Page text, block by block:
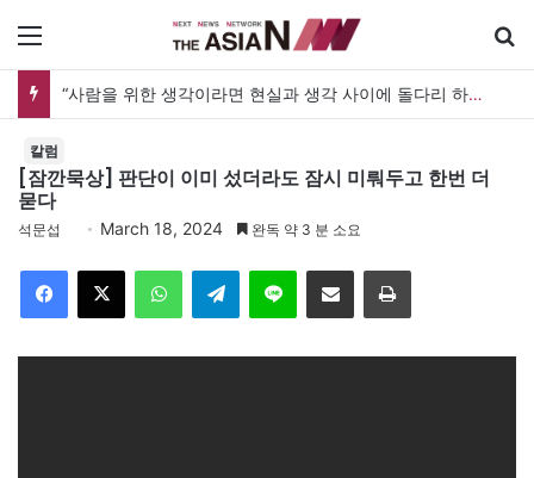
“사람을 위한 생각이라면 현실과 생각 사이에 돌다리 하나는 놓아야 하지 않을까”
칼럼
[잠깐묵상] 판단이 이미 섰더라도 잠시 미뤄두고 한번 더
묻다
석문섭 March 18, 2024 완독 약 3 분 소요
Telegram 이메일